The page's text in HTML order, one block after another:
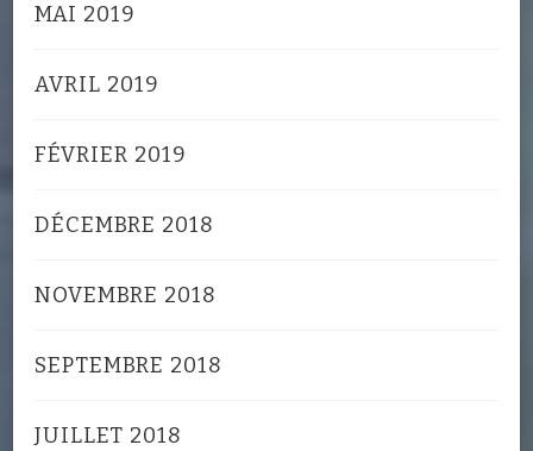
MAI 2019
AVRIL 2019
FÉVRIER 2019
DÉCEMBRE 2018
NOVEMBRE 2018
SEPTEMBRE 2018
JUILLET 2018